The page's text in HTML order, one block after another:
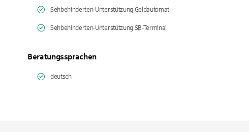
Sehbehinderten-Unterstützung Geldautomat
Sehbehinderten-Unterstützung SB-Terminal
Beratungssprachen
deutsch